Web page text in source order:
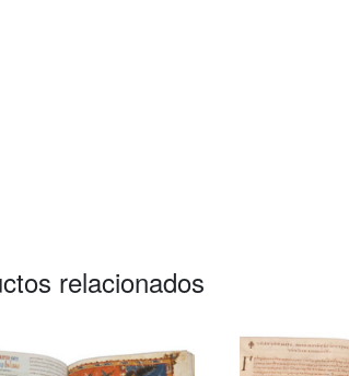
relacionados